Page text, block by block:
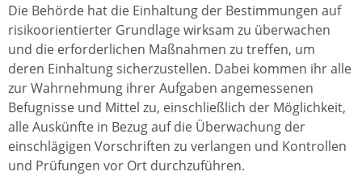
Die Behörde hat die Einhaltung der Bestimmungen auf
risikoorientierter Grundlage wirksam zu überwachen
und die erforderlichen Maßnahmen zu treffen, um
deren Einhaltung sicherzustellen. Dabei kommen ihr alle
zur Wahrnehmung ihrer Aufgaben angemessenen
Befugnisse und Mittel zu, einschließlich der Möglichkeit,
alle Auskünfte in Bezug auf die Überwachung der
einschlägigen Vorschriften zu verlangen und Kontrollen
und Prüfungen vor Ort durchzuführen.